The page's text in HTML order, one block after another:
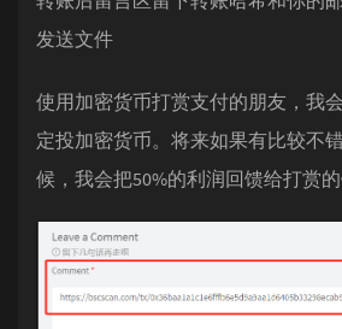
发送文件
使用加密货币打赏支付的朋友，我
定投加密货币。将来如果有比较不
候，我会把50%的利润回馈给打赏的